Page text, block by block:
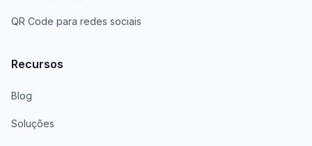
QR Code para redes sociais
Recursos
Blog
Soluções